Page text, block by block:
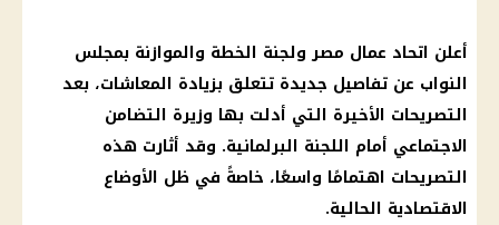
أعلن اتحاد عمال مصر ولجنة الخطة والموازنة بمجلس
النواب عن تفاصيل جديدة تتعلق بزيادة المعاشات، بعد
التصريحات الأخيرة التي أدلت بها وزيرة التضامن
الاجتماعي أمام اللجنة البرلمانية. وقد أثارت هذه
التصريحات اهتمامًا واسعًا، خاصةً في ظل الأوضاع
الاقتصادية الحالية.